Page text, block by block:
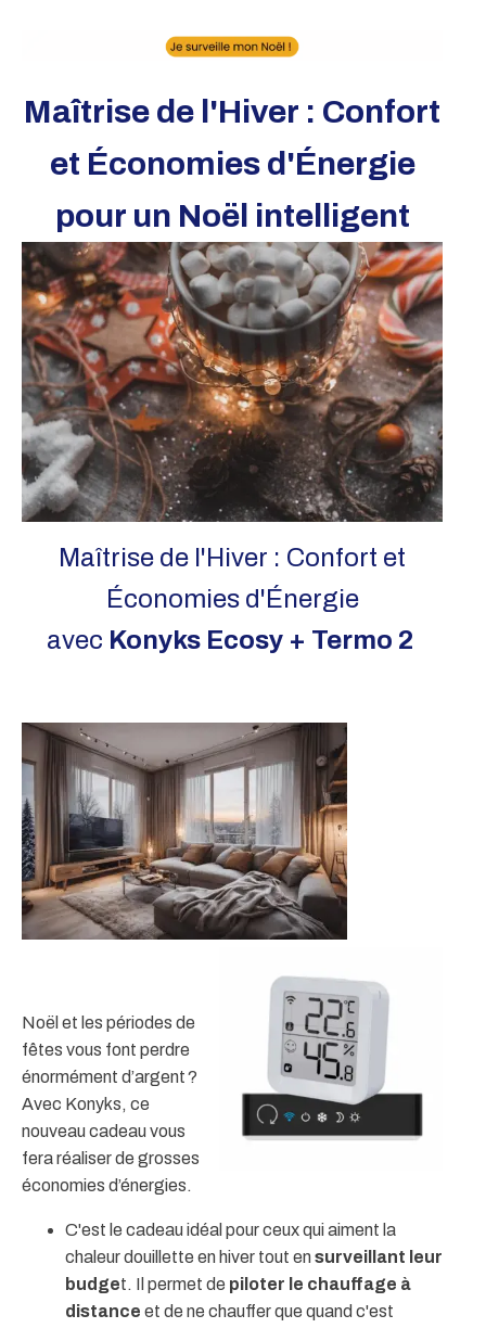
Maîtrise de l'Hiver : Confort
et Économies d'Énergie
pour un Noël intelligent
Maîtrise de l'Hiver : Confort et
Économies d'Énergie
avec Konyks Ecosy + Termo 2
Noël et les périodes de
fêtes vous font perdre
énormément d’argent ?
Avec Konyks, ce
nouveau cadeau vous
fera réaliser de grosses
économies d’énergies.
C'est le cadeau idéal pour ceux qui aiment la
chaleur douillette en hiver tout ensurveillant leur
budget. Il permet de piloter le chauffage à
distance et de ne chauffer que quand c'est